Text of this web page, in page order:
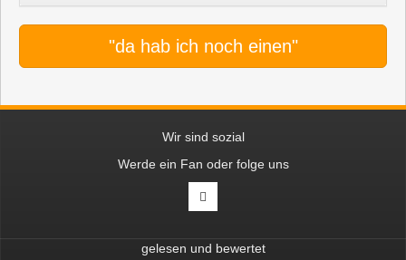
"da hab ich noch einen"
Wir sind sozial
Werde ein Fan oder folge uns
gelesen und bewertet